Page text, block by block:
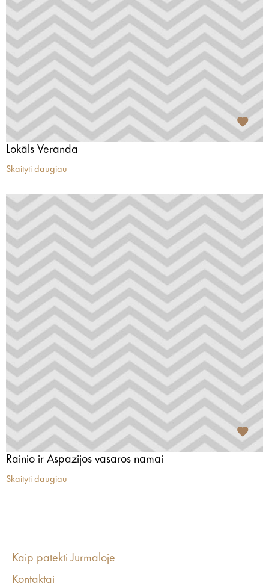
Lokāls Veranda
Skaityti daugiau
Rainio ir Aspazijos vasaros namai
Skaityti daugiau
Kaip patekti Jurmaloje
Kontaktai